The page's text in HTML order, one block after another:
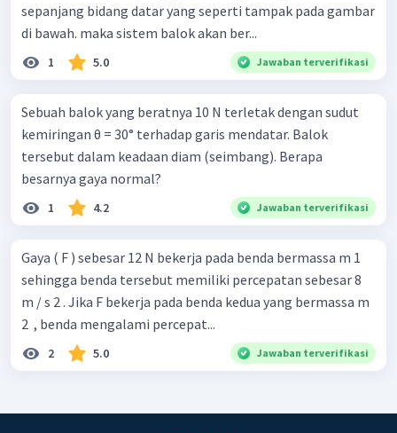
sepanjang bidang datar yang seperti tampak pada gambar
di bawah. maka sistem balok akan ber...
1 5.0 Jawaban terverifikasi
Sebuah balok yang beratnya 10 N terletak dengan sudut
kemiringan θ = 30° terhadap garis mendatar. Balok
tersebut dalam keadaan diam (seimbang). Berapa
besarnya gaya normal?
1 4.2 Jawaban terverifikasi
Gaya ( F ) sebesar 12 N bekerja pada benda bermassa m 1 ​
sehingga benda tersebut memiliki percepatan sebesar 8
m / s 2 . Jika F bekerja pada benda kedua yang bermassa m
2 ​ , benda mengalami percepat...
2 5.0 Jawaban terverifikasi